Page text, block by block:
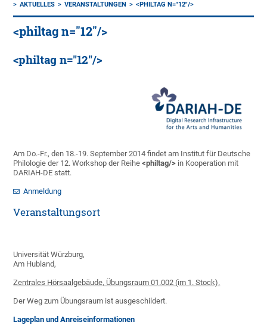
AKTUELLES
VERANSTALTUNGEN <PHILTAG N="12"/>
<philtag n="12"/>
<philtag n="12"/>
Am Do.-Fr., den 18.-19. September 2014 findet am Institut für Deutsche
Philologie der 12. Workshop der Reihe<philtag/> in Kooperation mit
DARIAH-DE statt.
Anmeldung
Veranstaltungsort
Universität Würzburg,
Am Hubland,
Zentrales Hörsaalgebäude, Übungsraum 01.002 (im 1. Stock).
Der Weg zum Übungsraum ist ausgeschildert.
Lageplan und Anreiseinformationen